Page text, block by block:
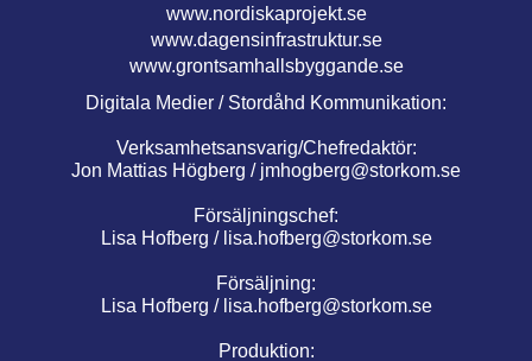
www.nordiskaprojekt.se
www.dagensinfrastruktur.se
www.grontsamhallsbyggande.se
Digitala Medier / Stordåhd Kommunikation:
Verksamhetsansvarig/Chefredaktör:
Jon Mattias Högberg / jmhogberg@storkom.se
Försäljningschef:
Lisa Hofberg / lisa.hofberg@storkom.se
Försäljning:
Lisa Hofberg / lisa.hofberg@storkom.se
Produktion: